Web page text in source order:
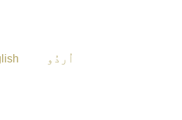
اُردُو